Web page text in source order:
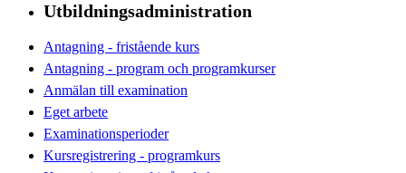
Utbildningsadministration
Antagning - fristående kurs
Antagning - program och programkurser
Anmälan till examination
Eget arbete
Examinationsperioder
Kursregistrering - programkurs